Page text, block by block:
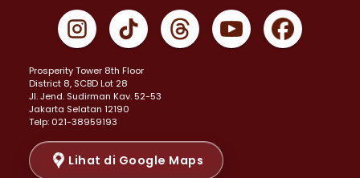
Properti Dijual di Gambir >
Properti Dijual di Johar Baru >
Properti Dijual di Menteng >
Properti Dijual di Senen >
Properti Dijual di Tanah Abang >
Properti Dijual di Cikini >
Properti Dijual di Kramat >
Properti Dijual di Pasar Baru >
Prosperity Tower 8th Floor
District 8, SCBD Lot 28
JI. Jend. Sudirman Kav. 52-53
Jakarta Selatan 12190
Telp: 021-38959193
Lihat di Google Maps